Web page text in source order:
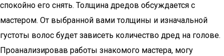
спокойно его снять. Толщина дредов обсуждается с
мастером. От выбранной вами толщины и изначальной
густоты волос будет зависеть количество дред на голове.
Проанализировав работы знакомого мастера, могу